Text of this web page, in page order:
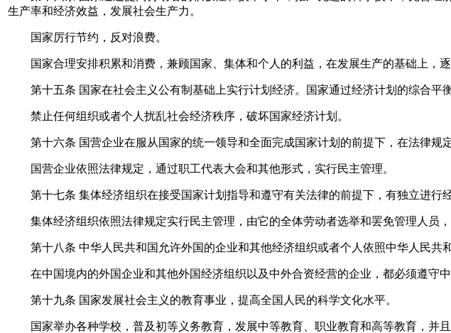
生产率和经济效益，发展社会生产力。
国家厉行节约，反对浪费。
国家合理安排积累和消费，兼顾国家、集体和个人的利益，在发展生产的基础上，逐
第十五条 国家在社会主义公有制基础上实行计划经济。国家通过经济计划的综合平
禁止任何组织或者个人扰乱社会经济秩序，破坏国家经济计划。
第十六条 国营企业在服从国家的统一领导和全面完成国家计划的前提下，在法律规定
国营企业依照法律规定，通过职工代表大会和其他形式，实行民主管理。
第十七条 集体经济组织在接受国家计划指导和遵守有关法律的前提下，有独立进行经
集体经济组织依照法律规定实行民主管理，由它的全体劳动者选举和罢免管理人员，
第十八条 中华人民共和国允许外国的企业和其他经济组织或者个人依照中华人民共
在中国境内的外国企业和其他外国经济组织以及中外合资经营的企业，都必须遵守
第十九条 国家发展社会主义的教育事业，提高全国人民的科学文化水平。
国家举办各种学校，普及初等义务教育，发展中等教育、职业教育和高等教育，并且